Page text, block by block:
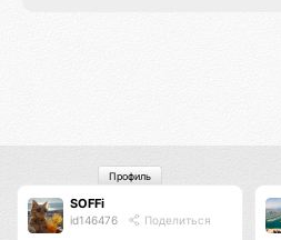
SOFFi
id146476 Поделиться
Профиль